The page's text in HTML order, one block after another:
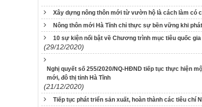
Xây dựng nông thôn mới từ vườn hộ là cách làm có
Nông thôn mới Hà Tĩnh chỉ thực sự bền vững khi
10 sự kiện nổi bật về Chương trình mục tiêu quốc
(29/12/2020)
Nghị quyết số 255/2020/NQ-HĐND tiếp tục thực hiện
mới, đô thị tỉnh Hà Tĩnh
(21/12/2020)
Tiếp tục phát triển sản xuất, hoàn thành các tiêu chí